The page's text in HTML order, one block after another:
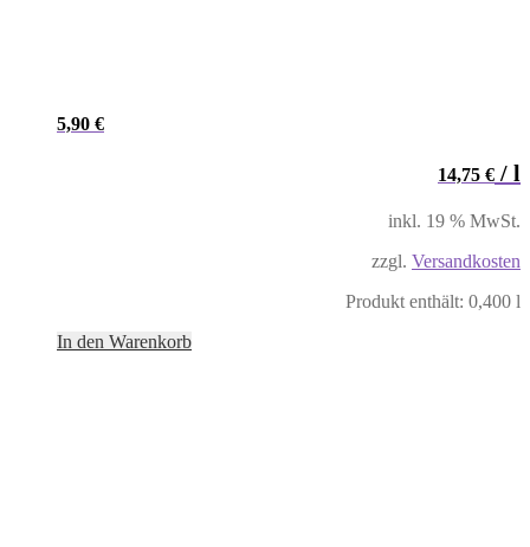
5,90 €
14,75 € / l
inkl. 19 % MwSt.
zzgl. Versandkosten
Produkt enthält: 0,400 l
In den Warenkorb